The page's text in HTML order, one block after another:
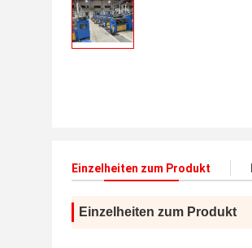
Einzelheiten zum Produkt
Einzelheiten zum Produkt